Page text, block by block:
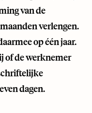
van de
verlengen.
op één jaar.
of de werknemer
dagen.